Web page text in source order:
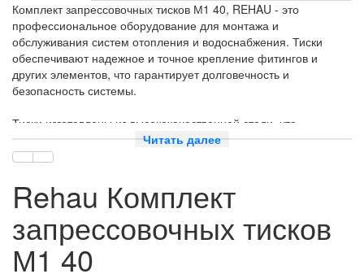
Комплект запрессовочных тисков М1 40, REHAU - это
профессиональное оборудование для монтажа и
обслуживания систем отопления и водоснабжения. Тиски
обеспечивают надежное и точное крепление фитингов и
других элементов, что гарантирует долговечность и
безопасность системы.
Тиски изготовлены из высококачественной стали, что
обеспечивает их прочность и долговечность. Они имеют
простую и удобную конструкцию, что позволяет быстро и легко
Комплект включает в себя два тиска, что позволяет работать с
двумя фитингами одновременно. Это значительно ускоряет
процесс монтажа и обслуживания системы.
Тиски REHAU - это надежное и качественное оборудование,
Читать далее
Rehau Комплект
запрессовочных тисков
М1 40